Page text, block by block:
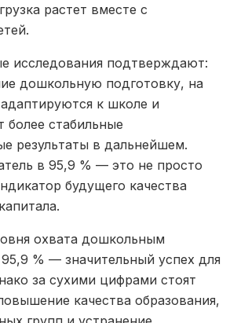
растет вместе с
исследования подтверждают:
дошкольную подготовку, на
к школе и
стабильные
результаты в дальнейшем.
в 95,9 % — это не просто
будущего качества
охвата дошкольным
% — значительный успех для
за сухими цифрами стоят
качества образования,